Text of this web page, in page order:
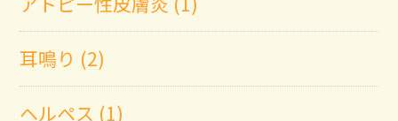
耳鳴り (2)
ヘルペス (1)